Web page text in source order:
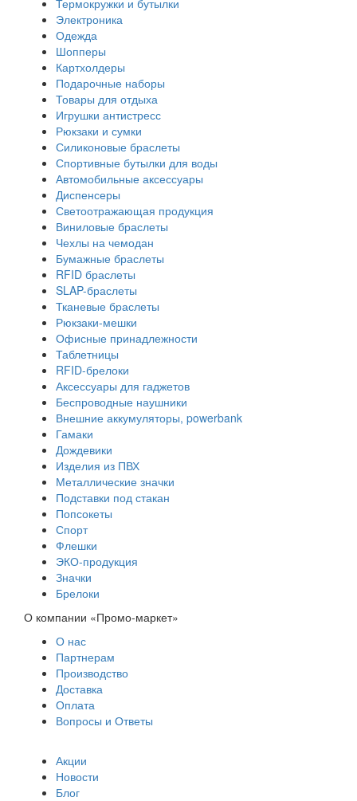
Электроника
Одежда
Шопперы
Картхолдеры
Подарочные наборы
Товары для отдыха
Игрушки антистресс
Рюкзаки и сумки
Силиконовые браслеты
Спортивные бутылки для воды
Автомобильные аксессуары
Диспенсеры
Светоотражающая продукция
Виниловые браслеты
Чехлы на чемодан
Бумажные браслеты
RFID браслеты
SLAP-браслеты
Тканевые браслеты
Рюкзаки-мешки
Офисные принадлежности
Таблетницы
RFID-брелоки
Аксессуары для гаджетов
Беспроводные наушники
Внешние аккумуляторы, powerbank
Гамаки
Дождевики
Изделия из ПВХ
Металлические значки
Подставки под стакан
Попсокеты
Спорт
Флешки
ЭКО-продукция
Значки
Брелоки
О компании «Промо-маркет»
О нас
Партнерам
Производство
Доставка
Оплата
Вопросы и Ответы
Акции
Новости
Блог